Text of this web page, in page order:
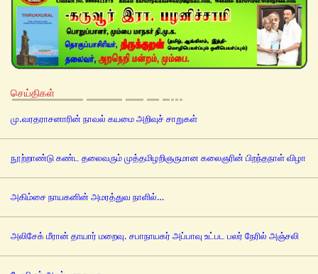
செய்திகள்
மு.வரதராசனாரின் நாவல் கயமை அறிவுச் சாறுகள்
நூற்றாண்டு கண்ட தலைவரும் முத்தமிழறிஞருமான கலைஞரின் பிறந்தநாள் விழா
அகிம்சை நாயகனின் அமரத்துவ நாளில்…
அலிசேக் மீரான் தாயார் மறைவு. சபாநாயகர் அப்பாவு உட்பட பலர் நேரில் அஞ்சலி